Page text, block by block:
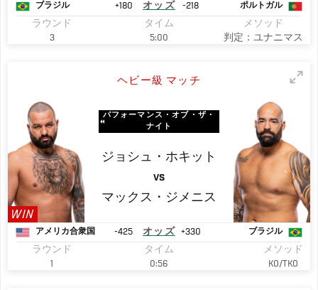
ブラジル +180 オッズ -218 ポルトガル
ラウンド
3
タイム
5:00
メソッド
判定：ユナニマス
ヘビー級 マッチ
WIN
パフォーマンス・オブ・ザ・
ナイト
ジョシュ・ホキット
VS
マックス・ジメニス
アメリカ合衆国 -425 オッズ +330 ブラジル
ラウンド
1
タイム
0:56
メソッド
KO/TKO